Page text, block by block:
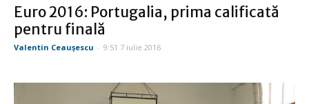
Euro 2016: Portugalia, prima calificată
pentru finală
Valentin Ceauşescu - 9:51 7 iulie 2016